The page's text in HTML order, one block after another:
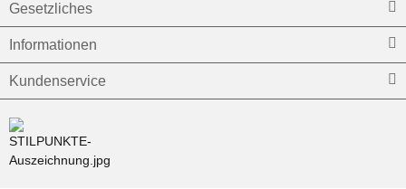
Gesetzliches
Informationen
Kundenservice